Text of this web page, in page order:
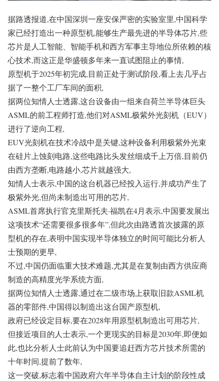
据路透报道,在中国深圳一座安保严密的实验室里,中国科学
家已经打造出一种原型机,能够生产最先进的半导体芯片,些
芯片是人工智能、智能手机和西方军事主导地位所依赖的核
心技术,而这正是华盛顿多年来一直试图阻止的事情,
原型机于2025年初完成,目前正处于测试阶段,看上去几乎占
据了一整个工厂车间的面积,
据两位知情人士透露,这台设备由一组来自荷兰半导体巨头
ASML的前工程师打造,他们对ASML极紫外光刻机（EUV）
进行了逆向工程,
EUV光刻机在技术冷战中是关键,这种设备利用极紫外光束
在硅片上蚀刻电路,这些电路比头发丝细成千上万倍,目前仍
由西方垄断,电路越小,芯片就越强大,
知情人士表示,中国的这台机器已经投入运行,并成功产生了
极紫外光,但尚未制造出可用的芯片,
ASML首席执行官克里斯托夫·福凯在4月表示,中国要发展出
这项技术“还需要很多很多年”,但此次由路透首次披露的原
型机的存在,表明中国实现半导体独立的时间可能比分析人
士预期的更早,
不过,中国仍面临重大技术难题,尤其是在复制由西方供应商
制造的高精度光学系统方面,
据两位知情人士透露,通过在二级市场上获取旧款ASML机
器的零部件,中国得以制造出这台国产原型机,
政府已经设定目标,要在2028年用原型机制造出可用芯片,
但接近项目的人士表示,一个更现实的目标是2030年,即便如
此,也比分析人士此前认为中国要追赶西方芯片技术所需的
十年时间,提前了数年,
这一突破,标志着中国政府六年半导体自主计划的阶段性成